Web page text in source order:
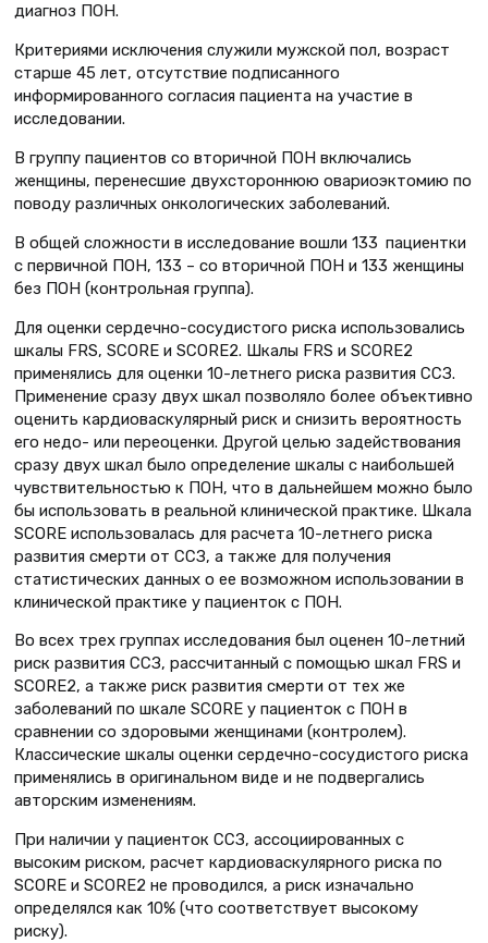
диагноз ПОН.
Критериями исключения служили мужской пол, возраст
старше 45 лет, отсутствие подписанного
информированного согласия пациента на участие в
исследовании.
В группу пациентов со вторичной ПОН включались
женщины, перенесшие двухстороннюю овариоэктомию по
поводу различных онкологических заболеваний.
В общей сложности в исследование вошли 133 пациентки
с первичной ПОН, 133 – со вторичной ПОН и 133 женщины
без ПОН (контрольная группа).
Для оценки сердечно-сосудистого риска использовались
шкалы FRS, SCORE и SCORE2. Шкалы FRS и SCORE2
применялись для оценки 10-летнего риска развития ССЗ.
Применение сразу двух шкал позволяло более объективно
оценить кардиоваскулярный риск и снизить вероятность
его недо- или переоценки. Другой целью задействования
сразу двух шкал было определение шкалы с наибольшей
чувствительностью к ПОН, что в дальнейшем можно было
бы использовать в реальной клинической практике. Шкала
SCORE использовалась для расчета 10-летнего риска
развития смерти от ССЗ, а также для получения
статистических данных о ее возможном использовании в
клинической практике у пациенток с ПОН.
Во всех трех группах исследования был оценен 10-летний
риск развития ССЗ, рассчитанный с помощью шкал FRS и
SCORE2, а также риск развития смерти от тех же
заболеваний по шкале SCORE у пациенток с ПОН в
сравнении со здоровыми женщинами (контролем).
Классические шкалы оценки сердечно-сосудистого риска
применялись в оригинальном виде и не подвергались
авторским изменениям.
При наличии у пациенток ССЗ, ассоциированных с
высоким риском, расчет кардиоваскулярного риска по
SCORE и SCORE2 не проводился, а риск изначально
определялся как 10% (что соответствует высокому
риску).